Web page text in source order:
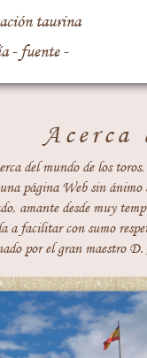
taurina
- fuente -
Acerca
del mundo de los toros.
página Web sin
amante desde muy
a facilitar con sumo
por el gran maestro